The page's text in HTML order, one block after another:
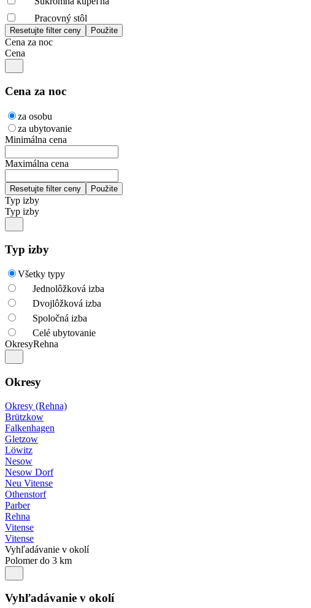
Pracovný stôl
Cena za noc
Cena
Cena za noc
za osobu
za ubytovanie
Minimálna cena
Maximálna cena
Typ izby
Typ izby
Typ izby
Všetky typy
Jednolôžková izba
Dvojlôžková izba
Spoločná izba
Celé ubytovanie
OkresyRehna
Okresy
Okresy (Rehna)
Brützkow
Falkenhagen
Gletzow
Löwitz
Nesow
Nesow Dorf
Neu Vitense
Othenstorf
Parber
Rehna
Vitense
Vitense
Vyhľadávanie v okolí
Polomer do 3 km
Vyhľadávanie v okolí